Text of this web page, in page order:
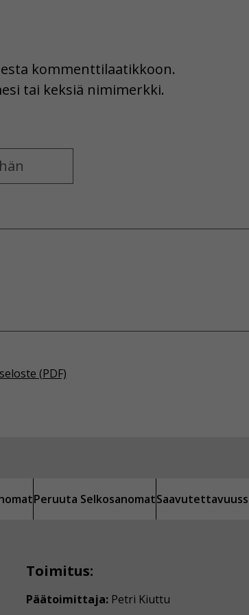
kommenttilaatikkoon.
tai keksiä nimimerkki.
(PDF)
Peruuta Selkosanomat
Toimitus:
Päätoimittaja: Petri Kiuttu